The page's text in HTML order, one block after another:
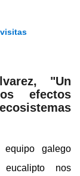
"Un
efectos
galego
nos